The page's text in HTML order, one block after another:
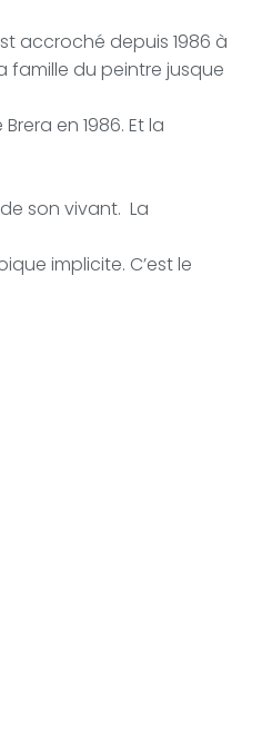
accroché depuis 1986 à
famille du peintre jusque
en 1986. Et la
de son vivant.La
implicite. C’est le